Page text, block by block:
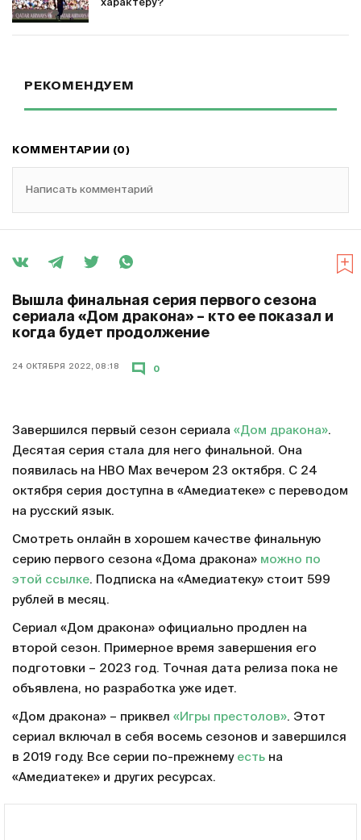
характеру?
РЕКОМЕНДУЕМ
КОММЕНТАРИИ (0)
Написать комментарий
Вышла финальная серия первого сезона
сериала «Дом дракона» – кто ее показал и
когда будет продолжение
24 ОКТЯБРЯ 2022, 08:18 0
Завершился первый сезон сериала «Дом дракона».
Десятая серия стала для него финальной. Она
появилась на HBO Max вечером 23 октября. С 24
октября серия доступна в «Амедиатеке» с переводом
на русский язык.
Смотреть онлайн в хорошем качестве финальную
серию первого сезона «Дома дракона» можно по
этой ссылке. Подписка на «Амедиатеку» стоит 599
рублей в месяц.
Сериал «Дом дракона» официально продлен на
второй сезон. Примерное время завершения его
подготовки – 2023 год. Точная дата релиза пока не
объявлена, но разработка уже идет.
«Дом дракона» – приквел «Игры престолов». Этот
сериал включал в себя восемь сезонов и завершился
в 2019 году. Все серии по-прежнему есть на
«Амедиатеке» и других ресурсах.